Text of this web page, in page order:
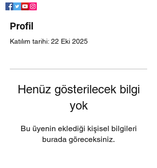
Profil
Katılım tarihi: 22 Eki 2025
Henüz gösterilecek bilgi
yok
Bu üyenin eklediği kişisel bilgileri
burada göreceksiniz.